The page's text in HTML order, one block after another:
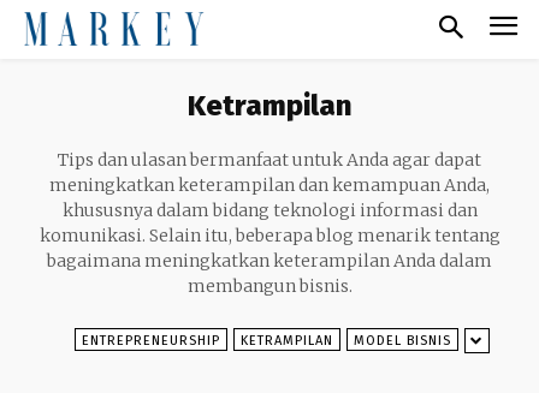
Ketrampilan
Tips dan ulasan bermanfaat untuk Anda agar dapat
meningkatkan keterampilan dan kemampuan Anda,
khususnya dalam bidang teknologi informasi dan
komunikasi. Selain itu, beberapa blog menarik tentang
bagaimana meningkatkan keterampilan Anda dalam
membangun bisnis.
ENTREPRENEURSHIP KETRAMPILAN MODEL BISNIS